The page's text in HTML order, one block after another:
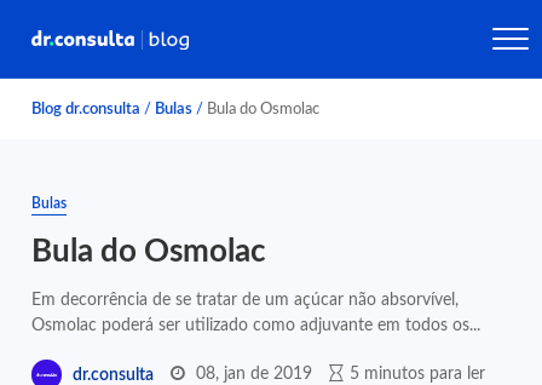
Blog dr.consulta / Bulas / Bula do Osmolac
Bulas
Bula do Osmolac
Em decorrência de se tratar de um açúcar não absorvível,
Osmolac poderá ser utilizado como adjuvante em todos os...
dr.consulta 08, jan de 2019 5 minutos para ler